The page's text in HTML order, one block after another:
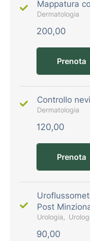
Mappatura
Dermatologia
200,00
Prenota
Controllo nevi
Dermatologia
120,00
Prenota
Post
Urologia
90,00